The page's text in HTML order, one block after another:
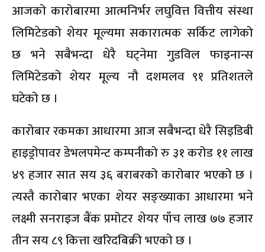
आजको कारोबारमा आत्मनिर्भर लघुवित्त वित्तीय संस्था
लिमिटेडको शेयर मूल्यमा सकारात्मक सर्किट लागेको
छ भने सबैभन्दा धेरै घट्नेमा गुडविल फाइनान्स
लिमिटेडको शेयर मूल्य नौ दशमलव ९१ प्रतिशतले
घटेको छ ।
कारोबार रकमका आधारमा आज सबैभन्दा धेरै सिइडिबी
हाइड्रोपावर डेभलपमेन्ट कम्पनीको रु ३१ करोड ११ लाख
४९ हजार सात सय ३६ बराबरको कारोबार भएको छ ।
त्यस्तै कारोबार भएका शेयर सङ्ख्याका आधारमा भने
लक्ष्मी सनराइज बैंक प्रमोटर शेयर पाँच लाख ७७ हजार
तीन सय ८९ कित्ता खरिदबिक्री भएको छ ।